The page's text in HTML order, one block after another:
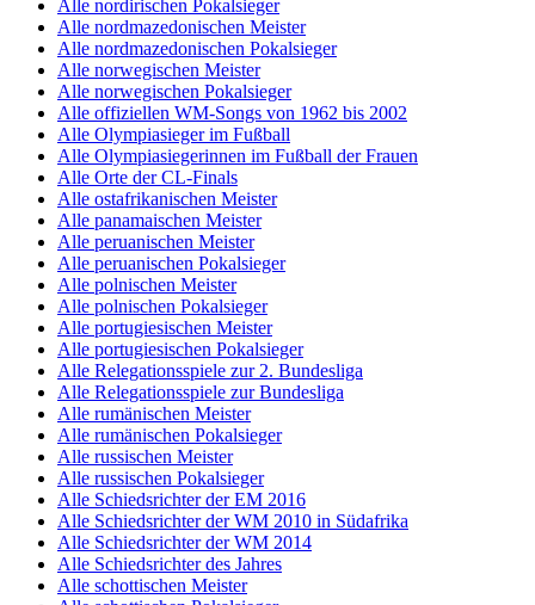
Alle nordirischen Pokalsieger
Alle nordmazedonischen Meister
Alle nordmazedonischen Pokalsieger
Alle norwegischen Meister
Alle norwegischen Pokalsieger
Alle offiziellen WM-Songs von 1962 bis 2002
Alle Olympiasieger im Fußball
Alle Olympiasiegerinnen im Fußball der Frauen
Alle Orte der CL-Finals
Alle ostafrikanischen Meister
Alle panamaischen Meister
Alle peruanischen Meister
Alle peruanischen Pokalsieger
Alle polnischen Meister
Alle polnischen Pokalsieger
Alle portugiesischen Meister
Alle portugiesischen Pokalsieger
Alle Relegationsspiele zur 2. Bundesliga
Alle Relegationsspiele zur Bundesliga
Alle rumänischen Meister
Alle rumänischen Pokalsieger
Alle russischen Meister
Alle russischen Pokalsieger
Alle Schiedsrichter der EM 2016
Alle Schiedsrichter der WM 2010 in Südafrika
Alle Schiedsrichter der WM 2014
Alle Schiedsrichter des Jahres
Alle schottischen Meister